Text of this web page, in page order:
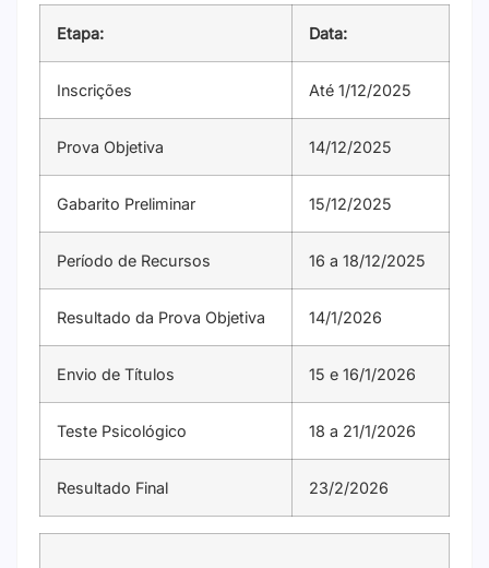
Etapa: Data:
Inscrições Até 1/12/2025
Prova Objetiva 14/12/2025
Gabarito Preliminar 15/12/2025
Período de Recursos 16 a 18/12/2025
Resultado da Prova Objetiva 14/1/2026
Envio de Títulos 15 e 16/1/2026
Teste Psicológico 18 a 21/1/2026
Resultado Final 23/2/2026